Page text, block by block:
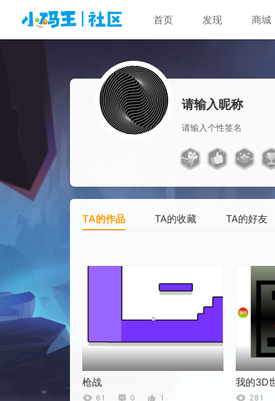
首页 发现 商城
请输入昵称
请输入个性签名
TA的作品 TA的收藏 TA的好友
枪战
61 0 1
我的3D
281